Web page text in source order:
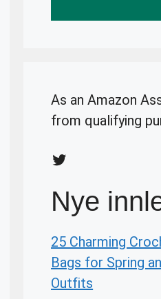
As an Amazon
from qualifying
Twitter
Nye
25 Charming
Bags for Spring
Outfits